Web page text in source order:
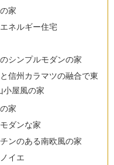
家
ネルギー住宅
シンプルモダンの家
信州カラマツの融合で東
小屋風の家
家
ダンな家
ンのある南欧風の家
イエ